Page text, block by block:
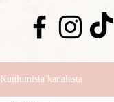
Kuulumisia kanalasta